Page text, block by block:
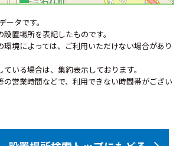
タです。
置場所を表記したものです。
境によっては、ご利用いただけない場合があり
いる場合は、集約表示しております。
の営業時間などで、利用できない時間帯がござい